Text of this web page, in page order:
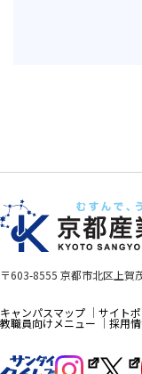
〒603-8555 京都市北区上賀
キャンパスマップ サイト
教職員向けメニュー 採用